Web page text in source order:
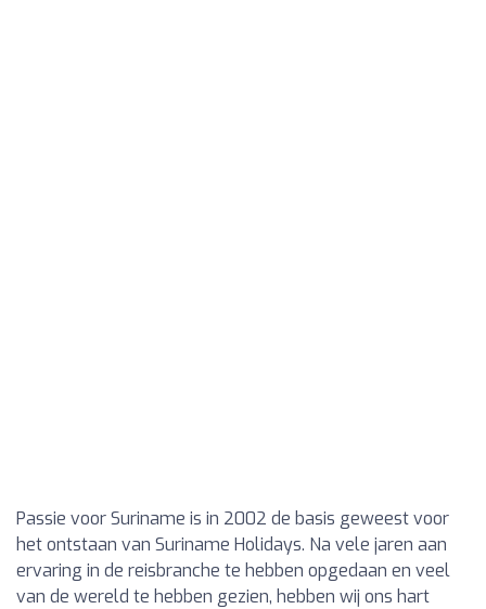
Passie voor Suriname is in 2002 de basis geweest voor
het ontstaan van Suriname Holidays. Na vele jaren aan
ervaring in de reisbranche te hebben opgedaan en veel
van de wereld te hebben gezien, hebben wij ons hart